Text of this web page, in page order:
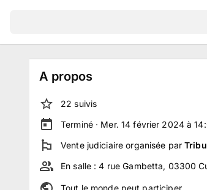
A propos
22 suivis
Terminé · Mer. 14 février 2024 à
Vente judiciaire organisée par
En salle :4 rue Gambetta, 03300
Tout le monde peut participer